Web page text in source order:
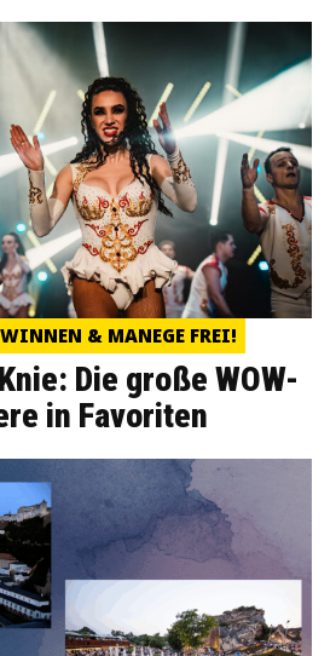
& MANEGE FREI!
Die große WOW-
in Favoriten